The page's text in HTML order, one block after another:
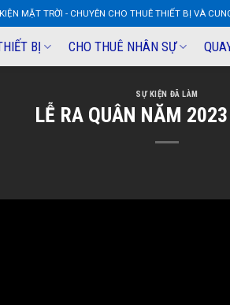
MẶT TRỜI - CHUYÊN CHO THUÊ THIẾT BỊ VÀ
BỊ CHO THUÊ NHÂN SỰ
SỰ KIỆN ĐÃ LÀM
LỄ RA QUÂN NĂM